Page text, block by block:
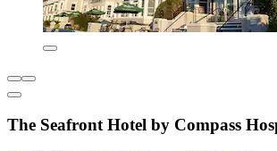
The Seafront Hotel by Compass